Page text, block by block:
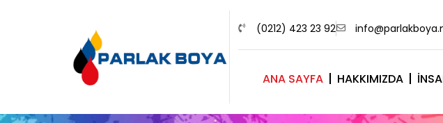
(0212) 423 23 92
ANA SAYFA HAKKIMIZDA